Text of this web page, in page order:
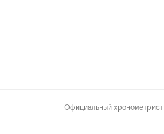
Официальный хронометрист